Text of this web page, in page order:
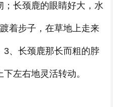
；长颈鹿的眼睛好大，水
着步子，在草地上走来
3、长颈鹿那长而粗的脖
左右地灵活转动。